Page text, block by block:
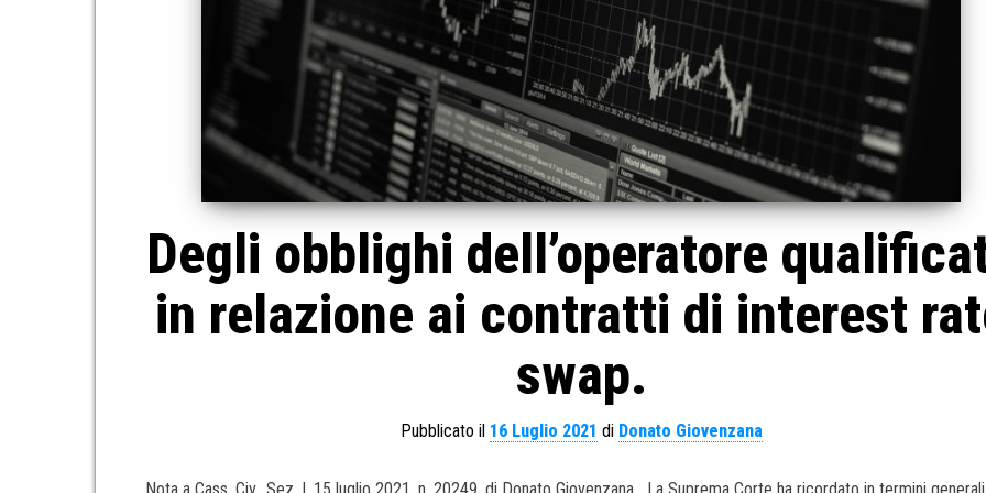
Degli obblighi dell’operatore
in relazione ai contratti di interest
swap.
Pubblicato il 16 Luglio 2021 di Donato Giovenzana